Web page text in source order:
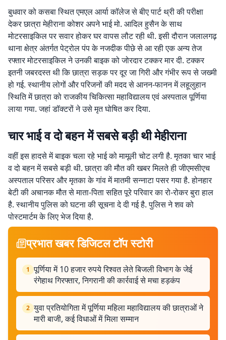
बुधवार को कसबा स्थित एमएल आर्या कॉलेज से बीए पार्ट थ्री की परीक्षा
देकर छात्रा मेहीराना कोशर अपने भाई मो. आदिल हुसैन के साथ
मोटरसाइकिल पर सवार होकर घर वापस लौट रही थी. इसी दौरान जलालगढ़
थाना क्षेत्र अंतर्गत पेट्रोल पंप के नजदीक पीछे से आ रही एक अन्य तेज
रफ्तार मोटरसाइकिल ने उनकी बाइक को जोरदार टक्कर मार दी. टक्कर
इतनी जबरदस्त थी कि छात्रा सड़क पर दूर जा गिरी और गंभीर रूप से जख्मी
हो गई. स्थानीय लोगों और परिजनों की मदद से आनन-फानन में लहूलुहान
स्थिति में छात्रा को राजकीय चिकित्सा महाविद्यालय एवं अस्पताल पूर्णिया
लाया गया. जहां डॉक्टरों ने उसे मृत घोषित कर दिया.
चार भाई व दो बहन में सबसे बड़ी थी मेहीराना
वहीं इस हादसे में बाइक चला रहे भाई को मामूली चोट लगी है. मृतका चार भाई
व दो बहन में सबसे बड़ी थी. छात्रा की मौत की खबर मिलते ही जीएमसीएच
अस्पताल परिसर और मृतका के गांव में मातमी सन्नाटा पसर गया है. होनहार
बेटी की अचानक मौत से माता-पिता सहित पूरे परिवार का रो-रोकर बुरा हाल
है. स्थानीय पुलिस को घटना की सूचना दे दी गई है. पुलिस ने शव को
पोस्टमार्टम के लिए भेज दिया है.
प्रभात खबर डिजिटल टॉप स्टोरी
1 पूर्णिया में 10 हजार रुपये रिश्वत लेते बिजली विभाग के जेई
रंगेहाथ गिरफ्तार, निगरानी की कार्रवाई से मचा हड़कंप
2 युवा प्रतियोगिता में पूर्णिया महिला महाविद्यालय की छात्राओं ने
मारी बाजी, कई विधाओं में मिला सम्मान